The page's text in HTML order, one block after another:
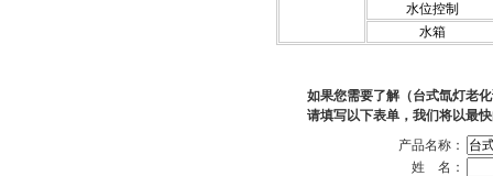
水位控制
水箱
如果您需要了解（台式氙灯老
请填写以下表单，我们将以最
产品名称：
姓 名：